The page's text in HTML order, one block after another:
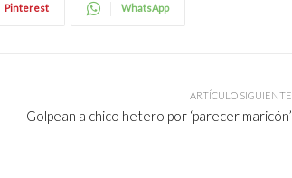
Pinterest WhatsApp
ARTÍCULO SIGUIENTE
Golpean a chico hetero por ‘parecer maricón’